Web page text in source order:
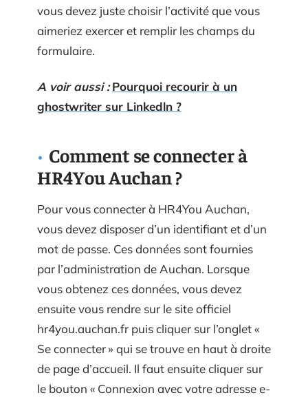
vous devez juste choisir l’activité que vous
aimeriez exercer et remplir les champs du
formulaire.
A voir aussi : Pourquoi recourir à un
ghostwriter sur Linkedln ?
Comment se connecter à
HR4You Auchan ?
Pour vous connecter à HR4You Auchan,
vous devez disposer d’un identifiant et d’un
mot de passe. Ces données sont fournies
par l’administration de Auchan. Lorsque
vous obtenez ces données, vous devez
ensuite vous rendre sur le site officiel
hr4you.auchan.fr puis cliquer sur l’onglet «
Se connecter » qui se trouve en haut à droite
de page d’accueil. Il faut ensuite cliquer sur
le bouton « Connexion avec votre adresse e-